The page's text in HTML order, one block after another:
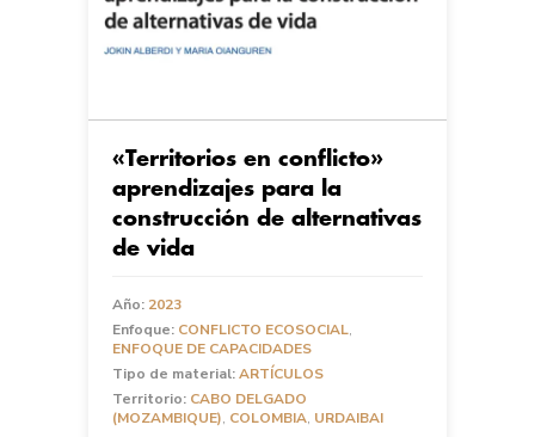
«Territorios en conflicto»
aprendizajes para la
construcción de alternativas
de vida
Año: 2023
Enfoque: CONFLICTO ECOSOCIAL,
ENFOQUE DE CAPACIDADES
Tipo de material:ARTÍCULOS
Territorio: CABO DELGADO
(MOZAMBIQUE), COLOMBIA, URDAIBAI